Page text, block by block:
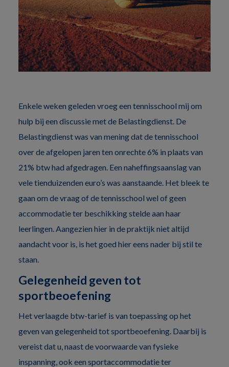
Enkele weken geleden vroeg een tennisschool mij om
hulp bij een discussie met de Belastingdienst. De
Belastingdienst was van mening dat de tennisschool
over de afgelopen jaren ten onrechte 6% in plaats van
21% btw had afgedragen. Een naheffingsaanslag van
vele tienduizenden euro’s was aanstaande. Het bleek te
gaan om de vraag of de tennisschool wel of geen
accommodatie ter beschikking stelde aan haar
leerlingen. Aangezien hier in de praktijk niet altijd
aandacht voor is, is het goed hier eens nader bij stil te
staan.
Gelegenheid geven tot
sportbeoefening
Het verlaagde btw-tarief is van toepassing op het
geven van gelegenheid tot sportbeoefening. Daarbij is
vereist dat u, naast de voorwaarde van fysieke
inspanning, ook een sportaccommodatie ter